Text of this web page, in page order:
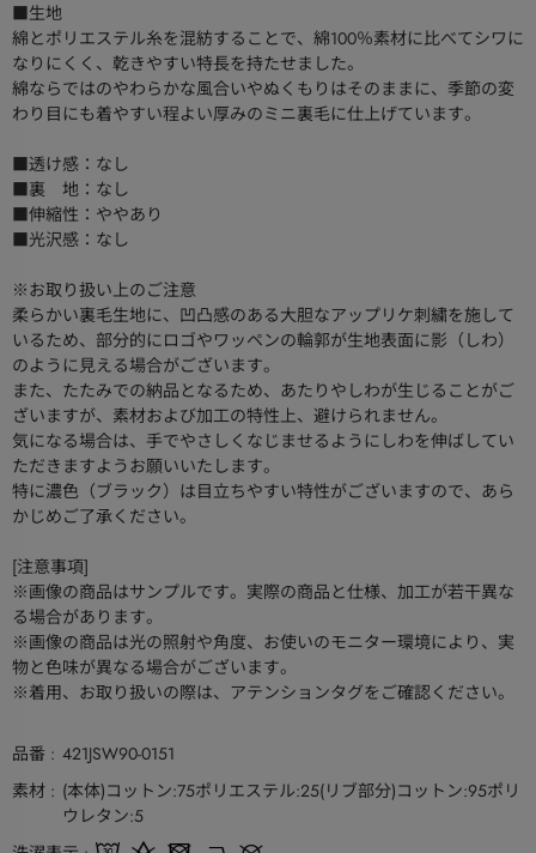
■生地
綿とポリエステル糸を混紡することで、綿100％素材に比べてシワに
なりにくく、乾きやすい特長を持たせました。
綿ならではのやわらかな風合いやぬくもりはそのままに、季節の変
わり目にも着やすい程よい厚みのミニ裏毛に仕上げています。
■透け感：なし
■裏 地：なし
■伸縮性：ややあり
■光沢感：なし
※お取り扱い上のご注意
柔らかい裏毛生地に、凹凸感のある大胆なアップリケ刺繍を施して
いるため、部分的にロゴやワッペンの輪郭が生地表面に影（しわ）
のように見える場合がございます。
また、たたみでの納品となるため、あたりやしわが生じることがご
ざいますが、素材および加工の特性上、避けられません。
気になる場合は、手でやさしくなじませるようにしわを伸ばしてい
ただきますようお願いいたします。
特に濃色（ブラック）は目立ちやすい特性がございますので、あら
かじめご了承ください。
[注意事項]
※画像の商品はサンプルです。実際の商品と仕様、加工が若干異な
る場合があります。
※画像の商品は光の照射や角度、お使いのモニター環境により、実
物と色味が異なる場合がございます。
※着用、お取り扱いの際は、アテンションタグをご確認ください。
品番
421JSW90-0151
素材
(本体)コットン:75ポリエステル:25(リブ部分)コットン:95ポリ
ウレタン:5